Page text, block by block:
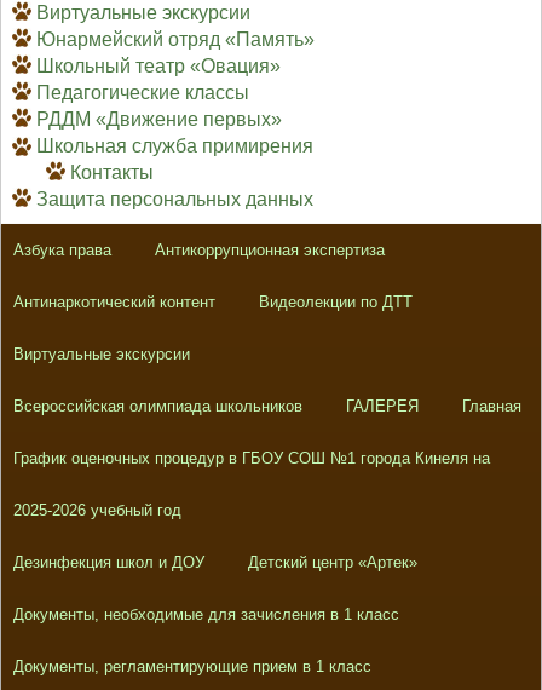
Виртуальные экскурсии
Юнармейский отряд «Память»
Школьный театр «Овация»
Педагогические классы
РДДМ «Движение первых»
Школьная служба примирения
Контакты
Защита персональных данных
Азбука права Антикоррупционная экспертиза
Антинаркотический контент Видеолекции по ДТТ
Виртуальные экскурсии
Всероссийская олимпиада школьников ГАЛЕРЕЯ Главная
График оценочных процедур в ГБОУ СОШ №1 города Кинеля на
2025-2026 учебный год
Дезинфекция школ и ДОУ Детский центр «Артек»
Документы, необходимые для зачисления в 1 класс
Документы, регламентирующие прием в 1 класс